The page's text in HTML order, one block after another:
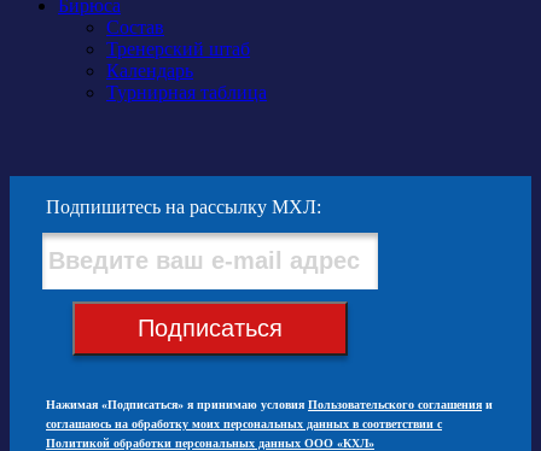
Бирюса
Состав
Тренерский штаб
Календарь
Турнирная таблица
Подпишитесь на рассылку МХЛ:
Подписаться
Нажимая «Подписаться» я принимаю условия Пользовательского соглашения и
соглашаюсь на обработку моих персональных данных в соответствии с
Политикой обработки персональных данных ООО «КХЛ»